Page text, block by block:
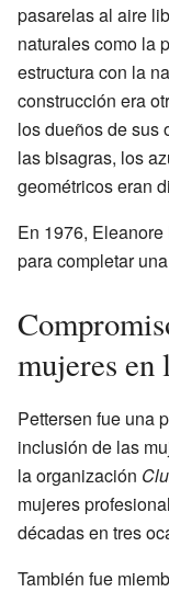
pasarelas al aire
naturales como la
estructura con la
construcción era
los dueños de sus
las bisagras, los
geométricos eran
En 1976,
para completar
mujeres en
Pettersen fue una
inclusión de las
la organización
mujeres
décadas en tres
También fue